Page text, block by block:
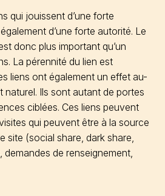
qui jouissent d’une forte
d’une forte autorité. Le
donc plus important qu’un
La pérennité du lien est
liens ont également un effet au-
naturel. Ils sont autant de portes
ciblées. Ces liens peuvent
qui peuvent être à la source
site (social share, dark share,
de renseignement,